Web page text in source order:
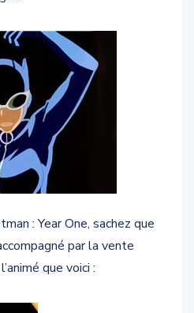
: Year One, sachez que
par la vente